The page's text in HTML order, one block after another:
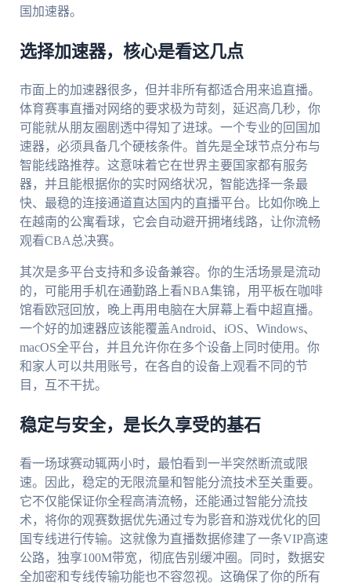
国加速器。
选择加速器，核心是看这几点
市面上的加速器很多，但并非所有都适合用来追直播。
体育赛事直播对网络的要求极为苛刻，延迟高几秒，你
可能就从朋友圈剧透中得知了进球。一个专业的回国加
速器，必须具备几个硬核条件。首先是全球节点分布与
智能线路推荐。这意味着它在世界主要国家都有服务
器，并且能根据你的实时网络状况，智能选择一条最
快、最稳的连接通道直达国内的直播平台。比如你晚上
在越南的公寓看球，它会自动避开拥堵线路，让你流畅
观看CBA总决赛。
其次是多平台支持和多设备兼容。你的生活场景是流动
的，可能用手机在通勤路上看NBA集锦，用平板在咖啡
馆看欧冠回放，晚上再用电脑在大屏幕上看中超直播。
一个好的加速器应该能覆盖Android、iOS、Windows、
macOS全平台，并且允许你在多个设备上同时使用。你
和家人可以共用账号，在各自的设备上观看不同的节
目，互不干扰。
稳定与安全，是长久享受的基石
看一场球赛动辄两小时，最怕看到一半突然断流或限
速。因此，稳定的无限流量和智能分流技术至关重要。
它不仅能保证你全程高清流畅，还能通过智能分流技
术，将你的观赛数据优先通过专为影音和游戏优化的回
国专线进行传输。这就像为直播数据修建了一条VIP高速
公路，独享100M带宽，彻底告别缓冲圈。同时，数据安
全加密和专线传输功能也不容忽视。这确保了你的所有